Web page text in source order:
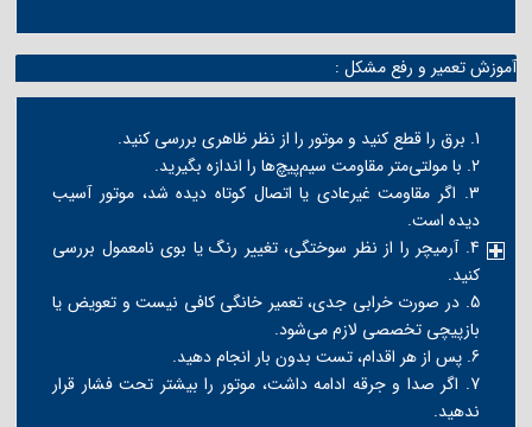
آموزش تعمیر و رفع مشکل :
1. برق را قطع کنید و موتور را از نظر ظاهری بررسی کنید.
2. با مولتی‌متر مقاومت سیم‌پیچ‌ها را اندازه بگیرید.
3. اگر مقاومت غیرعادی یا اتصال کوتاه دیده شد، موتور آسیب
دیده است.
4. آرمیچر را از نظر سوختگی، تغییر رنگ یا بوی نامعمول بررسی
کنید.
5. در صورت خرابی جدی، تعمیر خانگی کافی نیست و تعویض یا
بازپیچی تخصصی لازم می‌شود.
6. پس از هر اقدام، تست بدون بار انجام دهید.
7. اگر صدا و جرقه ادامه داشت، موتور را بیشتر تحت فشار قرار
ندهید.